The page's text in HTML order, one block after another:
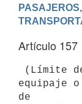
Artículo 157
equipaje
de